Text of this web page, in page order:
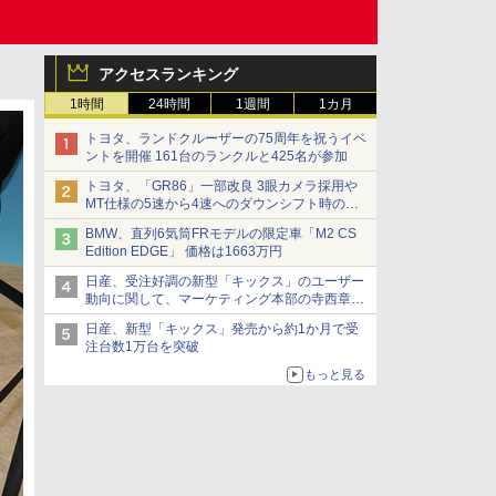
アクセスランキング
1時間 24時間 1週間 1カ月
トヨタ、ランドクルーザーの75周年を祝うイベ
ントを開催 161台のランクルと425名が参加
トヨタ、「GR86」一部改良 3眼カメラ採用や
MT仕様の5速から4速へのダウンシフト時の操
作性向上など
BMW、直列6気筒FRモデルの限定車「M2 CS
Edition EDGE」 価格は1663万円
日産、受注好調の新型「キックス」のユーザー
動向に関して、マーケティング本部の寺西章氏
が解説
日産、新型「キックス」発売から約1か月で受
注台数1万台を突破
もっと見る